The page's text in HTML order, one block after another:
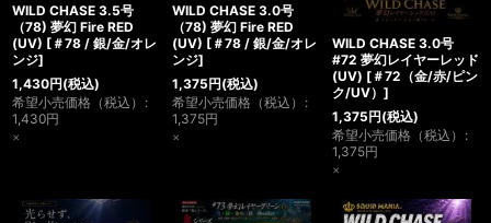
WILD CHASE 3.5号
（78) 夢幻 Fire RED
(UV) [＃78 / 銀/金/オレ
ンジ]
1,430円(税込)
希望小売価格（税込） :
1,430円
×
WILD CHASE 3.0号
（78) 夢幻 Fire RED
(UV) [＃78 / 銀/金/オレ
ンジ]
1,375円(税込)
希望小売価格（税込） :
1,375円
×
WILD CHASE 3.0号
#72 夢幻レイヤーレッド
(UV) [＃72（金/赤/ピン
ク/UV） ]
1,375円(税込)
希望小売価格（税込） :
1,375円
×